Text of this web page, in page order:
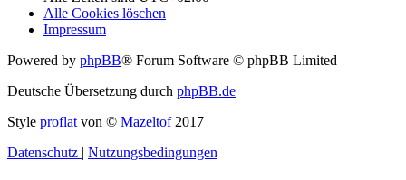
Alle Cookies löschen
Impressum
Powered by phpBB® Forum Software © phpBB Limited
Deutsche Übersetzung durch phpBB.de
Style proflat von © Mazeltof2017
Datenschutz | Nutzungsbedingungen